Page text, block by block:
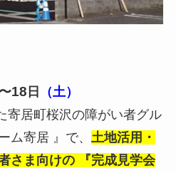
18 日
（土）
寄居町桜沢の障がい者グル
ム寄居 』で、
土地活用・
さま向けの 『完成見学会